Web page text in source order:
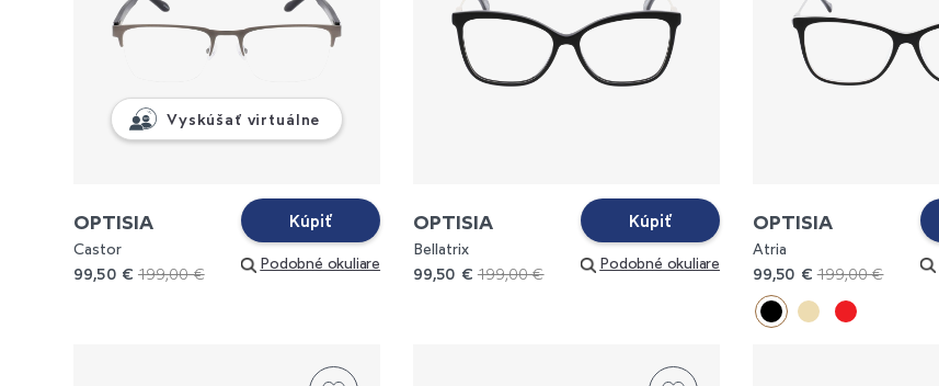
Vyskúšať virtuálne
OPTISIA
Castor
99,50 € 199,00 €
Kúpiť
Podobné okuliare
OPTISIA
Bellatrix
99,50 € 199,00 €
Kúpiť
Podobné okuliare
OPTISIA
Atria
99,50 €199,00 €